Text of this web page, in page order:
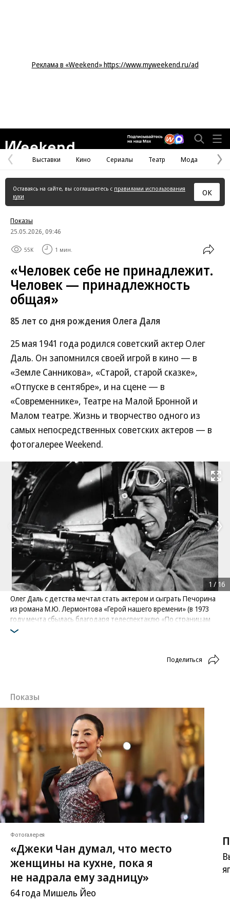
Реклама в «Weekend» https://www.myweekend.ru/ad
Предыдущая
страница
Выставки Кино Сериалы Театр Мода
Оставаясь на сайте, вы соглашаетесь с правилами использования
куки
ОК
Показы
25.05.2026, 09:46
55K 1 мин.
«Человек себе не принадлежит.
Человек — принадлежность
общая»
85 лет со дня рождения Олега Даля
25 мая 1941 года родился советский актер Олег
Даль. Он запомнился своей игрой в кино — в
«Земле Санникова», «Старой, старой сказке»,
«Отпуске в сентябре», и на сцене — в
«Современнике», Театре на Малой Бронной и
Малом театре. Жизнь и творчество одного из
самых непосредственных советских актеров — в
фотогалерее Weekend.
Развернуть
Олег Даль с детства мечтал стать актером и сыграть Печорина
из романа М.Ю. Лермонтова «Герой нашего времени» (в 1973
году мечта сбылась благодаря телеспектаклю «По страницам
журнала Печорина»). Другой детской мечтой было стать
На фото: кадр из фильма «Хроника пикирующего
1 / 16
Поделиться
Показы
Фотогалерея
«Джеки Чан думал, что место
женщины на кухне, пока я
не надрала ему задницу»
64 года Мишель Йео